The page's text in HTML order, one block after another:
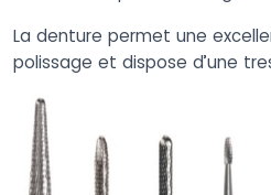
La denture permet une
polissage et dispose d’une